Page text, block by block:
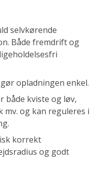
selvkørende
Både fremdrift og
opladningen enkel.
både kviste og løv,
mv. og kan reguleres i
korrekt
og godt